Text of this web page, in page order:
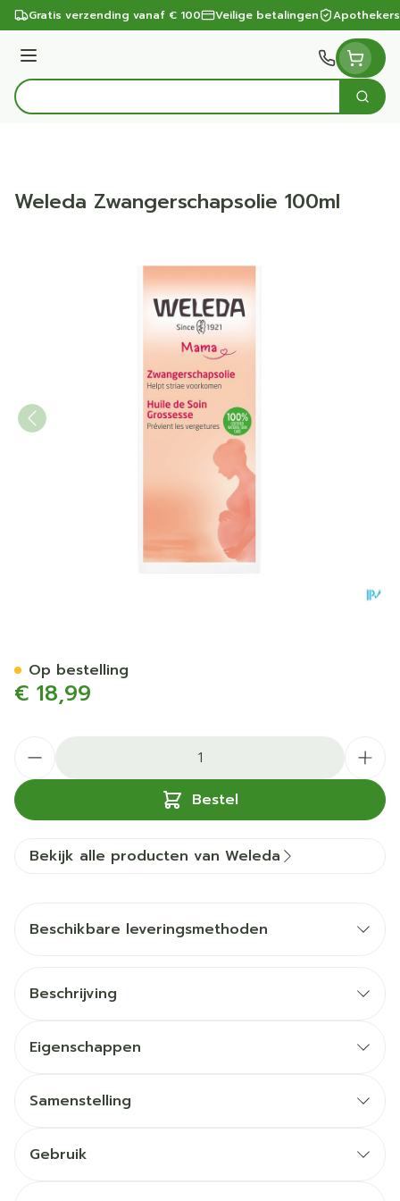
Ga naar de inhoud
Gratis verzending vanaf € 100 Veilige betalingen
Menu
Product, merk, categorie...
Zoek
Weleda Zwangerschapsolie 100ml
€ 18,99
Bestel
Op bestelling
Bekijk alle producten van Weleda
Beschikbare leveringsmethoden
Beschrijving
Eigenschappen
Samenstelling
Gebruik